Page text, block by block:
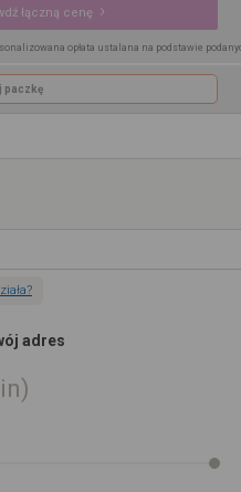
łączną cenę
opłata ustalana na podstawie
paczkę
adres